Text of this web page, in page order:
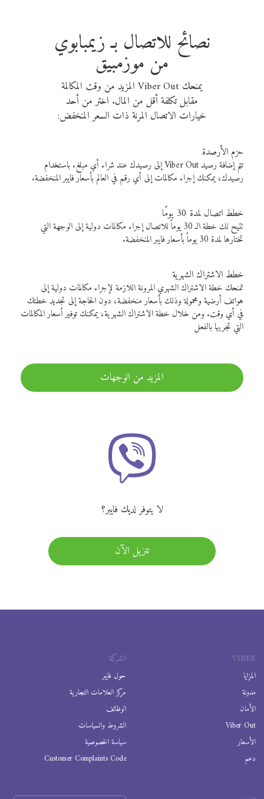
نصائح للاتصال بـ زيمبابوي
من موزمبيق
يمنحك Viber Out المزيد من وقت المكالمة
مقابل تكلفة أقل من المال. اختر من أحد
خيارات الاتصال المرنة ذات السعر المنخفض:
حزم الأرصدة
تتم إضافة رصيد Viber Out إلى رصيدك عند شراء أي مبلغ. باستخدام
رصيدك، يمكنك إجراء مكالمات إلى أي رقم في العالم بأسعار فايبر المنخفضة.
خطط اتصال لمدة 30 يومًا
تتيح لك خطة الـ 30 يوماً للاتصال إجراء مكالمات دولية إلى الوجهة التي
تختارها لمدة 30 يوماً بأسعار فايبر المنخفضة.
خطط الاشتراك الشهرية
تمنحك خطة الاشتراك الشهري المرونة اللازمة لإجراء مكالمات دولية إلى
هواتف أرضية ومحمولة وذلك بأسعار منخفضة، دون الحاجة إلى تجديد خطتك
في أي وقت. ومن خلال خطة الاشتراك الشهرية، يمكنك توفير أسعار المكالمات
التي تجريها بالفعل
المزيد من الوجهات
لا يتوفر لديك فايبر؟
تنزيل الآن
VIBER
المزايا
مدونة
الأمان
Viber Out
الأسعار
دعم
الشركة
حول فايبر
مركز العلامات التجارية
الوظائف
الشروط والسياسات
سياسة الخصوصية
Customer Complaints Code